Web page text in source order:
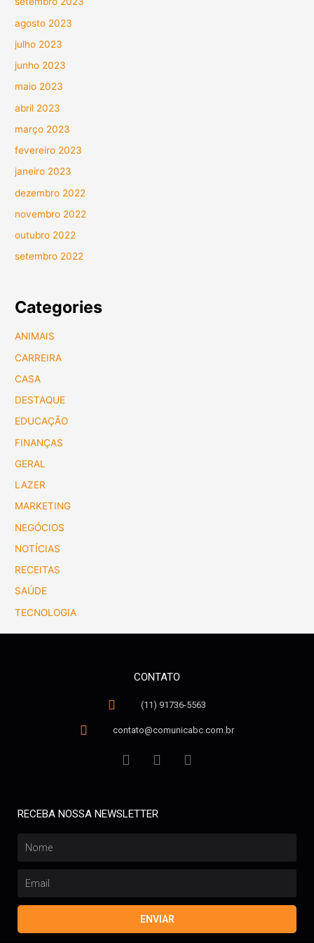
agosto 2023
julho 2023
junho 2023
maio 2023
abril 2023
março 2023
fevereiro 2023
janeiro 2023
dezembro 2022
novembro 2022
outubro 2022
setembro 2022
Categories
ANIMAIS
CARREIRA
CASA
DESTAQUE
EDUCAÇÃO
FINANÇAS
GERAL
LAZER
MARKETING
NEGÓCIOS
NOTÍCIAS
RECEITAS
SAÚDE
TECNOLOGIA
CONTATO
(11) 91736-5563
contato@comunicabc.com.br
RECEBA NOSSA NEWSLETTER
ENVIAR